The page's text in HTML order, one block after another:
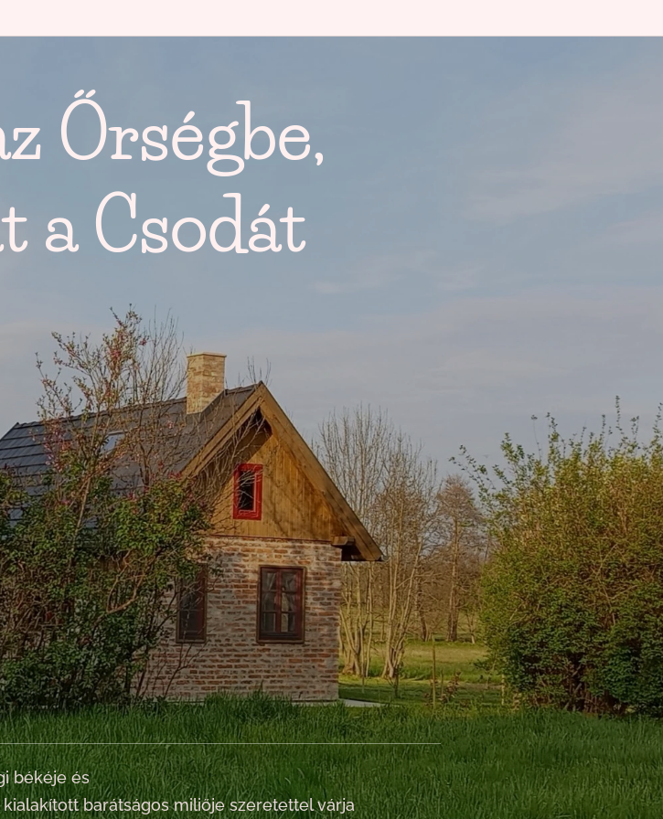
Őrségbe,
a Csodát
békéje és
barátságos miliője szeretettel várja